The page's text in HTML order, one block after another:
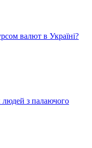
валют в Україні?
людей з палаючого